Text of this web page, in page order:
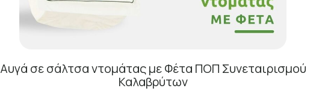
Αυγά σε σάλτσα ντομάτας με Φέτα ΠΟΠ Συνεταιρισμού
Καλαβρύτων